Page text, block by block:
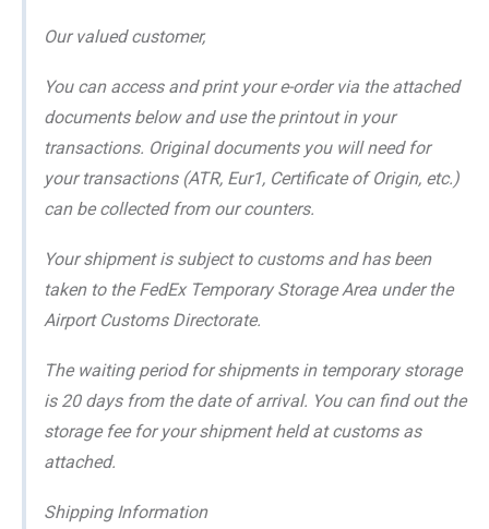
Our valued customer,
You can access and print your e-order via the attached
documents below and use the printout in your
transactions. Original documents you will need for
your transactions (ATR, Eur1, Certificate of Origin, etc.)
can be collected from our counters.
Your shipment is subject to customs and has been
taken to the FedEx Temporary Storage Area under the
Airport Customs Directorate.
The waiting period for shipments in temporary storage
is 20 days from the date of arrival. You can find out the
storage fee for your shipment held at customs as
attached.
Shipping Information